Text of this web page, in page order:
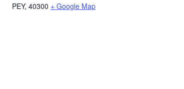
PEY, 40300 + Google Map